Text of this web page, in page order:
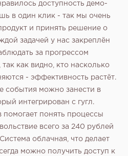
доступность демо-
в один клик - так мы очень
и принять решение о
задачей у нас закреплён
за прогрессом
как видно, кто насколько
- эффективность растёт.
события можно занести в
интегрирован с гугл.
помогает понять процессы
всего за 240 рублей
облачная, что делает
можно получить доступ к